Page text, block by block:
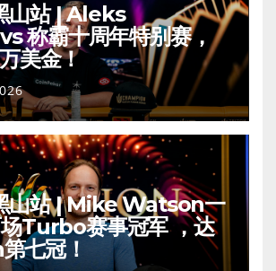
站 | Aleks
称霸十周年特别赛，
美金！
山站 | Mike Watson一
Turbo赛事冠军 ，达
七冠！